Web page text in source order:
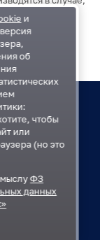
и
об
чтобы
или
(но это
ФЗ
данных